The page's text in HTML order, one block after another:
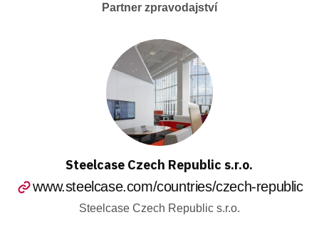
Partner zpravodajství
Steelcase Czech Republic s.r.o.
www.steelcase.com/countries/czech-republic
Steelcase Czech Republic s.r.o.